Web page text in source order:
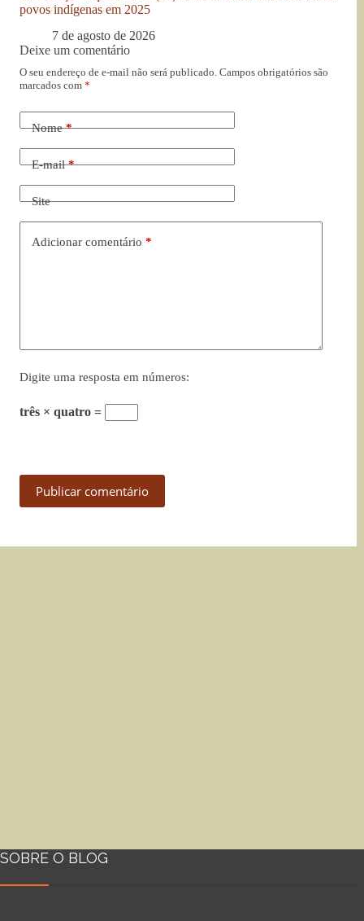
povos indígenas em 2025
7 de agosto de 2026
Deixe um comentário
O seu endereço de e-mail não será publicado. Campos obrigatórios são
marcados com *
Nome*
E-mail*
Site
Adicionar comentário *
Digite uma resposta em números:
três × quatro =
Publicar comentário
SOBRE O BLOG